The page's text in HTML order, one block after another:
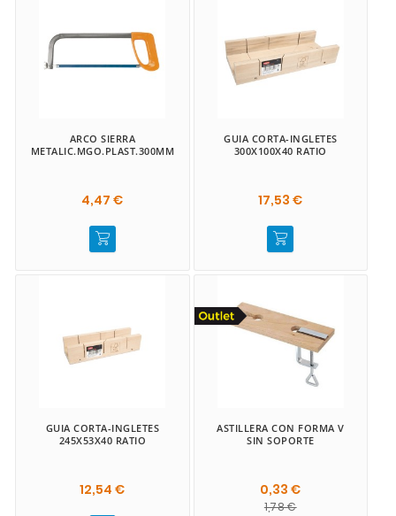
ARCO SIERRA
METALIC.MGO.PLAST.300MM
4,47 €
GUIA CORTA-INGLETES
300X100X40 RATIO
17,53 €
GUIA CORTA-INGLETES
245X53X40 RATIO
12,54 €
ASTILLERA CON FORMA V
SIN SOPORTE
0,33 €
1,78 €